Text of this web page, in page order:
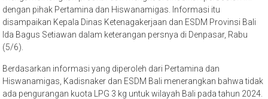
dengan pihak Pertamina dan Hiswanamigas. Informasi itu
disampaikan Kepala Dinas Ketenagakerjaan dan ESDM Provinsi Bali
Ida Bagus Setiawan dalam keterangan persnya di Denpasar, Rabu
(5/6).
Berdasarkan informasi yang diperoleh dari Pertamina dan
Hiswanamigas, Kadisnaker dan ESDM Bali menerangkan bahwa tidak
ada pengurangan kuota LPG 3 kg untuk wilayah Bali pada tahun 2024.